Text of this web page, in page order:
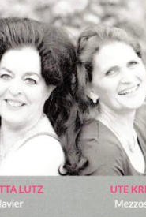
DEN WARENKORB